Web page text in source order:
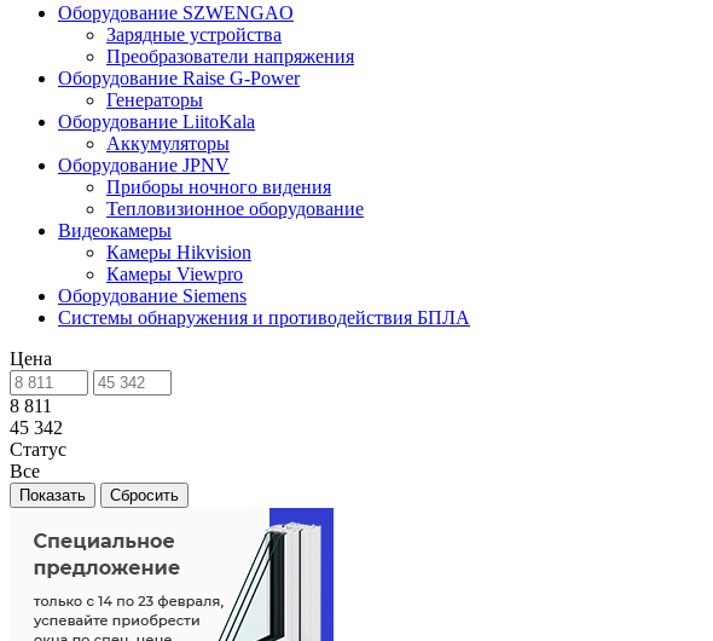
Оборудование SZWENGAO
Зарядные устройства
Преобразователи напряжения
Оборудование Raise G-Power
Генераторы
Оборудование LiitoKala
Аккумуляторы
Оборудование JPNV
Приборы ночного видения
Тепловизионное оборудование
Видеокамеры
Камеры Hikvision
Камеры Viewpro
Оборудование Siemens
Системы обнаружения и противодействия БПЛА
Цена
8 811
45 342
Статус
Все